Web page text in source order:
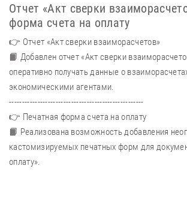
Отчет «Акт сверки
форма счета на оплату
👉 Отчет «Акт сверки взаиморасчетов»
📙 Добавлен отчет «Акт сверки
оперативно получать данные о
экономическими агентами.
----------------------------------------------------
👉 Печатная форма счета на оплату
📙 Реализована возможность добавления
кастомизируемых печатных форм для
оплату».